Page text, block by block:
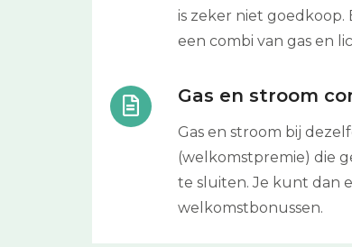
is zeker niet
een combi van gas en
Gas en stroom
Gas en stroom bij
(welkomstpremie) die
te sluiten. Je kunt dan
welkomstbonussen.